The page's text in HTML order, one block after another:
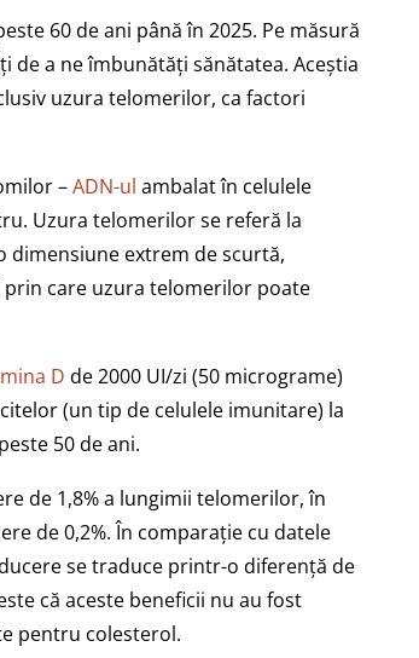
60 de ani până în 2025. Pe măsură
a ne îmbunătăți sănătatea. Aceștia
uzura telomerilor, ca factori
–ADN-ul ambalat în celulele
Uzura telomerilor se referă la
dimensiune extrem de scurtă,
care uzura telomerilor poate
D de 2000 UI/zi (50 micrograme)
(un tip de celulele imunitare) la
50 de ani.
de 1,8% a lungimii telomerilor, în
de 0,2%. În comparație cu datele
se traduce printr-o diferență de
că aceste beneficii nu au fost
pentru colesterol.